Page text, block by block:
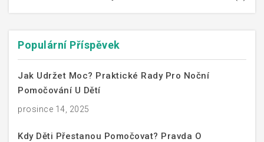
Populární Příspěvek
Jak Udržet Moc? Praktické Rady Pro Noční
Pomočování U Dětí
prosince 14, 2025
Kdy Děti Přestanou Pomočovat? Pravda O